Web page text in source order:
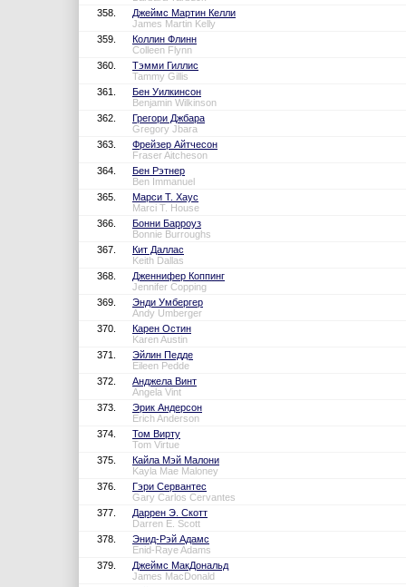
358.
Джеймс Мартин Келли
James Martin Kelly
359.
Коллин Флинн
Colleen Flynn
360.
Тэмми Гиллис
Tammy Gillis
361.
Бен Уилкинсон
Benjamin Wilkinson
362.
Грегори Джбара
Gregory Jbara
363.
Фрейзер Айтчесон
Fraser Aitcheson
364.
Бен Рэтнер
Ben Immanuel
365.
Марси Т. Хаус
Marci T. House
366.
Бонни Барроуз
Bonnie Burroughs
367.
Кит Даллас
Keith Dallas
368.
Дженнифер Коппинг
Jennifer Copping
369.
Энди Умбергер
Andy Umberger
370.
Карен Остин
Karen Austin
371.
Эйлин Педде
Eileen Pedde
372.
Анджела Винт
Angela Vint
373.
Эрик Андерсон
Erich Anderson
374.
Том Вирту
Tom Virtue
375.
Кайла Мэй Малони
Kayla Mae Maloney
376.
Гэри Сервантес
Gary Carlos Cervantes
377.
Даррен Э. Скотт
Darren E. Scott
378.
Энид-Рэй Адамс
Enid-Raye Adams
379.
Джеймс МакДональд
James MacDonald